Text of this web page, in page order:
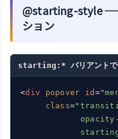
@starting-style
ション
starting:* バリアントで
<div popover id =
class=